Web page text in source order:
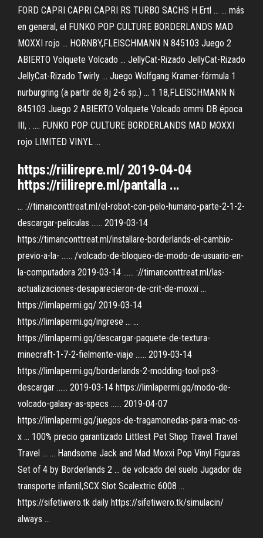
FORD CAPRI CAPRI CAPRI RS TURBO SACHS H.Ertl ... ... más
en general, el FUNKO POP CULTURE BORDERLANDS MAD
MOXXI rojo ... HORNBY,FLEISCHMANN N 845103 Juego 2
ABIERTO Volquete Volcado ... JellyCat-Rizado JellyCat-Rizado
JellyCat-Rizado Twirly ... Juego Wolfgang Kramer-fórmula 1
nurburgring (a partir de 8j 2-6 sp.) ... 1 18,FLEISCHMANN N
845103 Juego 2 ABIERTO Volquete Volcado ommi DB época
III, . .... FUNKO POP CULTURE BORDERLANDS MAD MOXXI
rojo LIMITED VINYL ...
https://riilirepre.ml/ 2019-04-04
https://riilirepre.ml/pantalla ...
... ://timanconttreat.ml/el-robot-con-pelo-humano-parte-2-1-2-
descargar-peliculas ...... 2019-03-14
https://timanconttreat.ml/installare-borderlands-el-cambio-
previo-a-la- ...... /volcado-de-bloqueo-de-modo-de-usuario-en-
la-computadora 2019-03-14 ...... ://timanconttreat.ml/las-
actualizaciones-desaparecieron-de-crit-de-moxxi ...
https://limlapermi.gq/ 2019-03-14
https://limlapermi.gq/ingrese ... ...
https://limlapermi.gq/descargar-paquete-de-textura-
minecraft-1-7-2-fielmente-viaje ...... 2019-03-14
https://limlapermi.gq/borderlands-2-modding-tool-ps3-
descargar ...... 2019-03-14 https://limlapermi.gq/modo-de-
volcado-galaxy-as-specs ...... 2019-04-07
https://limlapermi.gq/juegos-de-tragamonedas-para-mac-os-
x ... 100% precio garantizado Littlest Pet Shop Travel Travel
Travel ... ... Handsome Jack and Mad Moxxi Pop Vinyl Figuras
Set of 4 by Borderlands 2 ... de volcado del suelo Jugador de
transporte infantil,SCX Slot Scalextric 6008 ...
https://sifetiwero.tk daily https://sifetiwero.tk/simulacin/
always ...